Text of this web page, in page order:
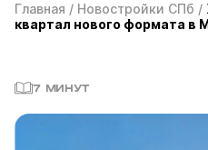
Главная / Новостройки СПб /
квартал нового формата в
7 МИНУТ